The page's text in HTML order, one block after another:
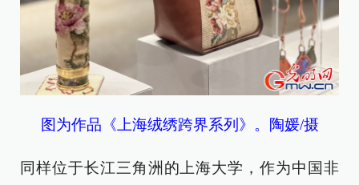
图为作品《上海绒绣跨界系列》。陶媛/摄
同样位于长江三角洲的上海大学，作为中国非